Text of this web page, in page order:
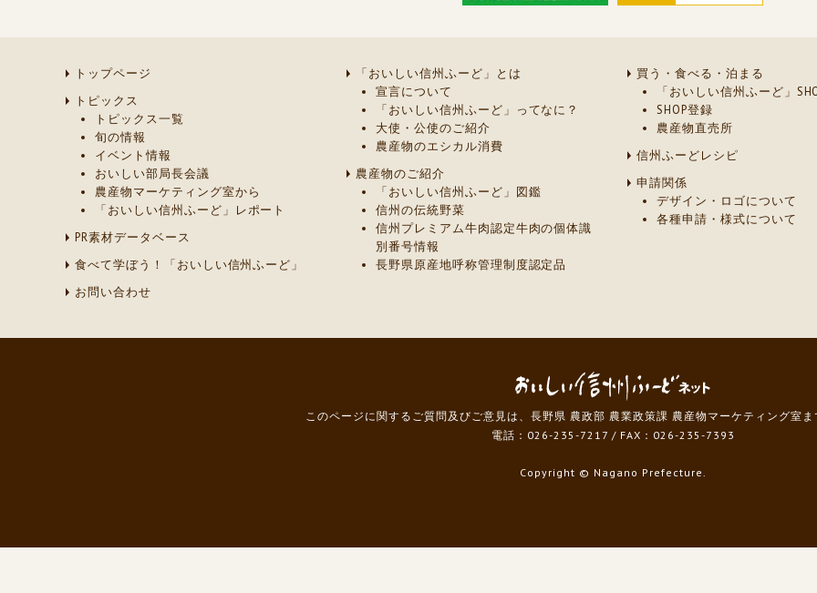
トップページ
トピックス
トピックス一覧
旬の情報
イベント情報
おいしい部局長会議
農産物マーケティング室から
「おいしい信州ふーど」レポート
PR素材データベース
食べて学ぼう！「おいしい信州ふーど」
お問い合わせ
「おいしい信州ふーど」とは
宣言について
「おいしい信州ふーど」ってなに？
大使・公使のご紹介
農産物のエシカル消費
農産物のご紹介
「おいしい信州ふーど」図鑑
信州の伝統野菜
信州プレミアム牛肉認定牛肉の個体識
別番号情報
長野県原産地呼称管理制度認定品
買う・食べる・泊まる
「おいしい信州ふーど」
SHOP登録
農産物直売所
信州ふーどレシピ
申請関係
デザイン・ロゴについて
各種申請・様式について
このページに関するご質問及びご意見は、長野県 農政部 農業政策課 農産物マーケティング室
電話：026-235-7217 / FAX：026-235-7393
Copyright © Nagano Prefecture.